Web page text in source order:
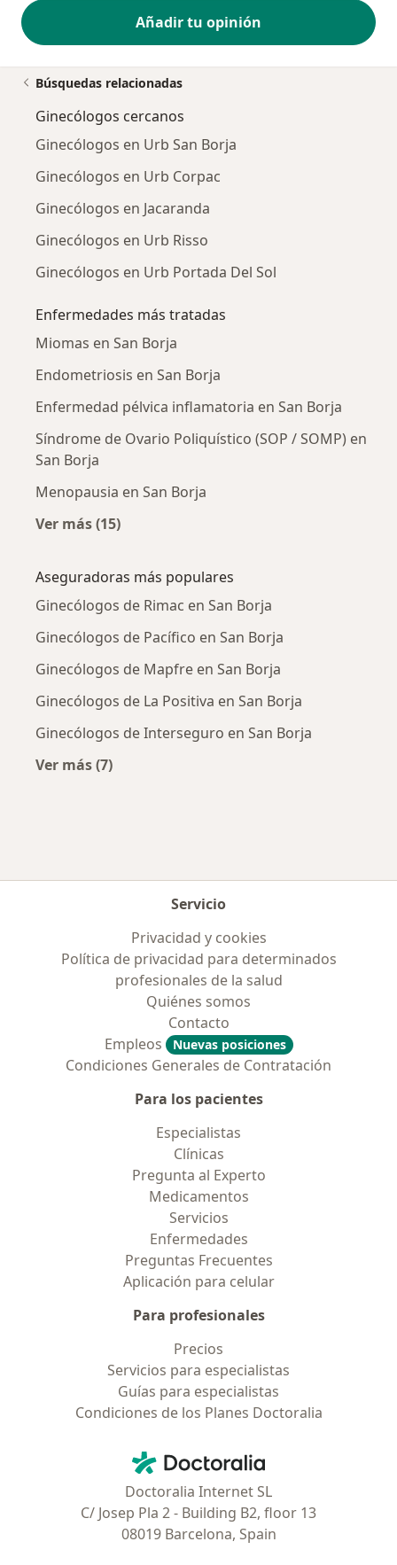
Añadir tu opinión
Búsquedas relacionadas
Ginecólogos cercanos
Ginecólogos en Urb San Borja
Ginecólogos en Urb Corpac
Ginecólogos en Jacaranda
Ginecólogos en Urb Risso
Ginecólogos en Urb Portada Del Sol
Enfermedades más tratadas
Miomas en San Borja
Endometriosis en San Borja
Enfermedad pélvica inflamatoria en San Borja
Síndrome de Ovario Poliquístico (SOP / SOMP) en
San Borja
Menopausia en San Borja
Ver más (15)
Aseguradoras más populares
Ginecólogos de Rimac en San Borja
Ginecólogos de Pacífico en San Borja
Ginecólogos de Mapfre en San Borja
Ginecólogos de La Positiva en San Borja
Ginecólogos de Interseguro en San Borja
Ver más (7)
Servicio
Privacidad y cookies
Política de privacidad para determinados
profesionales de la salud
Quiénes somos
Contacto
Empleos
Nuevas posiciones
Condiciones Generales de Contratación
Para los pacientes
Especialistas
Clínicas
Pregunta al Experto
Medicamentos
Servicios
Enfermedades
Preguntas Frecuentes
Aplicación para celular
Para profesionales
Precios
Servicios para especialistas
Guías para especialistas
Condiciones de los Planes Doctoralia
Doctoralia - Página de inicio
Doctoralia Internet SL
C/ Josep Pla 2 - Building B2, floor 13
08019 Barcelona, Spain